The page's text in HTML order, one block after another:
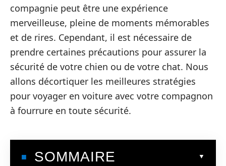
compagnie peut être une expérience
merveilleuse, pleine de moments mémorables
et de rires. Cependant, il est nécessaire de
prendre certaines précautions pour assurer la
sécurité de votre chien ou de votre chat. Nous
allons décortiquer les meilleures stratégies
pour voyager en voiture avec votre compagnon
à fourrure en toute sécurité.
SOMMAIRE